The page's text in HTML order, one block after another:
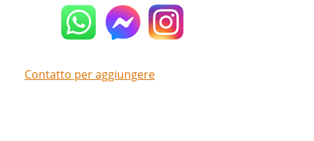
Contatto per aggiungere